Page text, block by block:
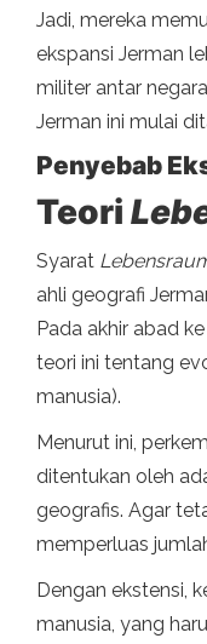
Jadi, mereka
ekspansi Jerman
militer antar
Jerman ini mulai
Penyebab
Teori
Syarat
ahli geografi
Pada akhir abad
teori ini tentang
manusia).
Menurut ini,
ditentukan oleh
geografis. Agar
memperluas
Dengan ekstensi,
manusia, yang